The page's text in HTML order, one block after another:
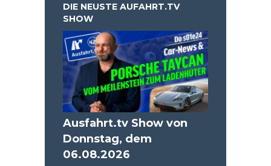
DIE NEUSTE AUFAHRT.TV
SHOW
Ausfahrt.tv Show von
Donnstag, dem
06.08.2026